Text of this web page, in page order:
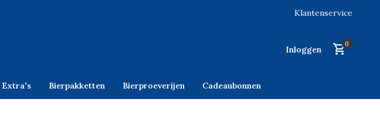
Klantenservice
Inloggen
0
Extra's Bierpakketten Bierproeverijen Cadeaubonnen